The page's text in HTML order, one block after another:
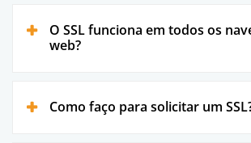
O SSL funciona em todos os
web?
Como faço para solicitar um